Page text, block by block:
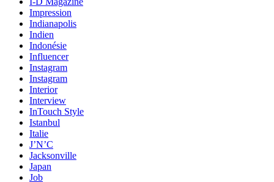
Impression
Indianapolis
Indien
Indonésie
Influencer
Instagram
Instagram
Interior
Interview
InTouch Style
Istanbul
Italie
J’N’C
Jacksonville
Japan
Job